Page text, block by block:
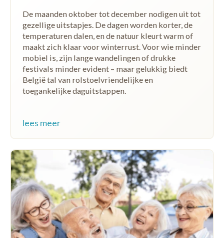
De maanden oktober tot december nodigen uit tot
gezellige uitstapjes. De dagen worden korter, de
temperaturen dalen, en de natuur kleurt warm of
maakt zich klaar voor winterrust. Voor wie minder
mobiel is, zijn lange wandelingen of drukke
festivals minder evident – maar gelukkig biedt
België tal van rolstoelvriendelijke en
toegankelijke daguitstappen.
lees meer